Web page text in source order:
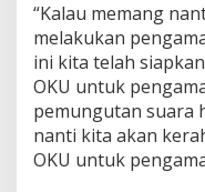
“Kalau memang
melakukan
ini kita telah
OKU untuk
pemungutan suara
nanti kita akan
OKU untuk